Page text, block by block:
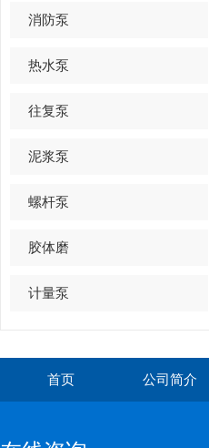
消防泵
热水泵
往复泵
泥浆泵
螺杆泵
胶体磨
计量泵
首页 公司简介